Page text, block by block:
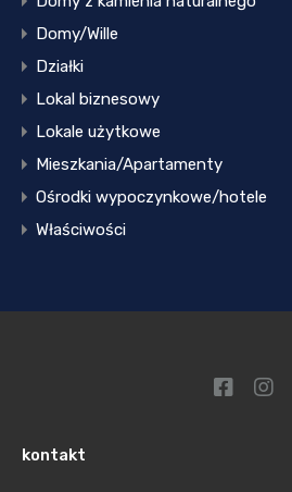
Domy/Wille
Działki
Lokal biznesowy
Lokale użytkowe
Mieszkania/Apartamenty
Ośrodki wypoczynkowe/hotele
Właściwości
kontakt